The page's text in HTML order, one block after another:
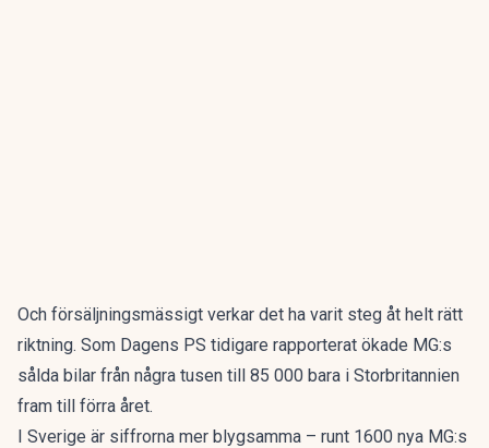
Och försäljningsmässigt verkar det ha varit steg åt helt rätt
riktning. Som Dagens PS tidigare rapporterat ökade MG:s
sålda bilar från några tusen till 85 000 bara i Storbritannien
fram till förra året.
I Sverige är siffrorna mer blygsamma – runt 1600 nya MG:s